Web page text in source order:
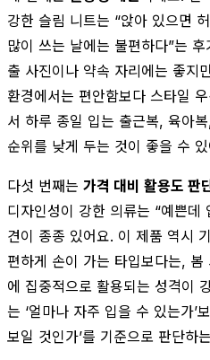
강한 슬림 니트는 “앉아 있으면
많이 쓰는 날에는 불편하다”는
출 사진이나 약속 자리에는 좋지
환경에서는 편안함보다 스타일
서 하루 종일 입는 출근복, 육아
순위를 낮게 두는 것이 좋을 수
다섯 번째는 가격 대비 활용도 판
디자인성이 강한 의류는 “예쁜데
견이 종종 있어요. 이 제품 역시
편하게 손이 가는 타입보다는,
에 집중적으로 활용되는 성격이
는 ‘얼마나 자주 입을 수 있는가’
보일 것인가’를 기준으로 판단하